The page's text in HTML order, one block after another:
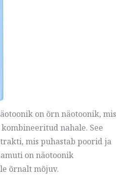
on õrn näotoonik, mis
nahale. See
mis puhastab poorid ja
on näotoonik
õrnalt mõjuv.